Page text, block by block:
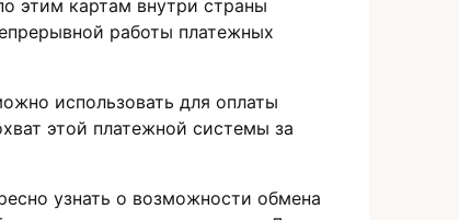
этим картам внутри страны
работы платежных
использовать для оплаты
этой платежной системы за
узнать о возможноcти обмена